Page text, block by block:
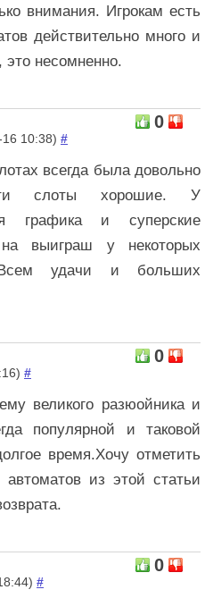
внимания. Игрокам есть
действительно много и
это несомненно.
10:38) #
0
всегда была довольно
слоты хорошие. У
графика и суперские
выиграш у некоторых
удачи и больших
#
0
великого разюойника и
популярной и таковой
время.Хочу отметить
из этой статьи
#
0